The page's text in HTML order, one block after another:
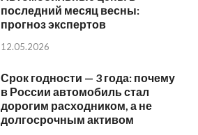
последний месяц весны:
прогноз экспертов
12.05.2026
Срок годности — 3 года: почему
в России автомобиль стал
дорогим расходником, а не
долгосрочным активом